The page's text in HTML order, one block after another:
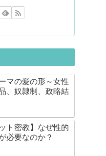
マの愛の形～女性
、奴隷制、政略結
ト密教】なぜ性的
必要なのか？